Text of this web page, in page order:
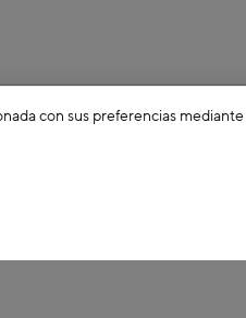
con sus preferencias